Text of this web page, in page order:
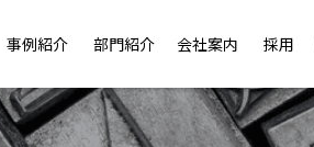
事例紹介 部門紹介 会社案内 採用